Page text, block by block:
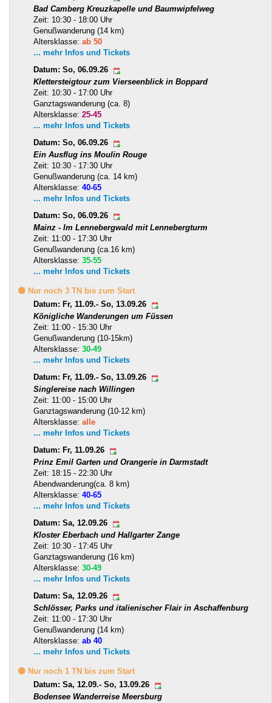
Bad Camberg Kreuzkapelle und Baumwipfelweg
Zeit: 10:30 - 18:00 Uhr
Genußwanderung (14 km)
Altersklasse: ab 50
... mehr Infos und Tickets
Datum: So, 06.09.26
Klettersteigtour zum Vierseenblick in Boppard
Zeit: 10:30 - 17:00 Uhr
Ganztagswanderung (ca. 8)
Altersklasse: 25-45
... mehr Infos und Tickets
Datum: So, 06.09.26
Ein Ausflug ins Moulin Rouge
Zeit: 10:30 - 17:30 Uhr
Genußwanderung (ca. 14 km)
Altersklasse: 40-65
... mehr Infos und Tickets
Datum: So, 06.09.26
Mainz - Im Lennebergwald mit Lennebergturm
Zeit: 11:00 - 17:30 Uhr
Genußwanderung (ca.16 km)
Altersklasse: 35-55
... mehr Infos und Tickets
🟡 Nur noch 3 TN bis zum Start
Datum: Fr, 11.09.- So, 13.09.26
Königliche Wanderungen um Füssen
Zeit: 11:00 - 15:30 Uhr
Genußwanderung (10-15km)
Altersklasse: 30-49
... mehr Infos und Tickets
Datum: Fr, 11.09.- So, 13.09.26
Singlereise nach Willingen
Zeit: 11:00 - 15:00 Uhr
Ganztagswanderung (10-12 km)
Altersklasse: alle
... mehr Infos und Tickets
Datum: Fr, 11.09.26
Prinz Emil Garten und Orangerie in Darmstadt
Zeit: 18:15 - 22:30 Uhr
Abendwanderung(ca. 8 km)
Altersklasse: 40-65
... mehr Infos und Tickets
Datum: Sa, 12.09.26
Kloster Eberbach und Hallgarter Zange
Zeit: 10:30 - 17:45 Uhr
Ganztagswanderung (16 km)
Altersklasse: 30-49
... mehr Infos und Tickets
Datum: Sa, 12.09.26
Schlösser, Parks und italienischer Flair in Aschaffenburg
Zeit: 11:00 - 17:30 Uhr
Genußwanderung (14 km)
Altersklasse: ab 40
... mehr Infos und Tickets
🟡 Nur noch 1 TN bis zum Start
Datum: Sa, 12.09.- So, 13.09.26
Bodensee Wanderreise Meersburg